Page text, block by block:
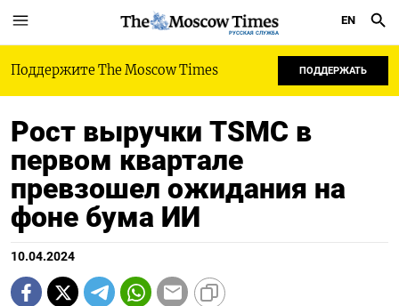
РУССКАЯ СЛУЖБА
EN
Поддержите The Moscow Times ПОДДЕРЖАТЬ
Рост выручки TSMC в
первом квартале
превзошел ожидания на
фоне бума ИИ
10.04.2024